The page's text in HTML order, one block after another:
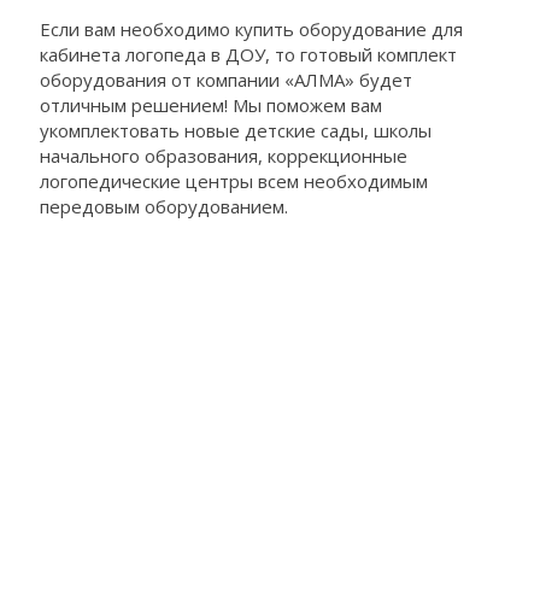
Если вам необходимо купить оборудование для
кабинета логопеда в ДОУ, то готовый комплект
оборудования от компании «АЛМА» будет
отличным решением! Мы поможем вам
укомплектовать новые детские сады, школы
начального образования, коррекционные
логопедические центры всем необходимым
передовым оборудованием.